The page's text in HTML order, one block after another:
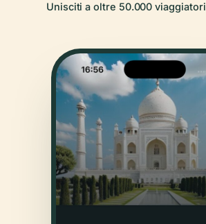
Unisciti a oltre 50.000 viaggiatori